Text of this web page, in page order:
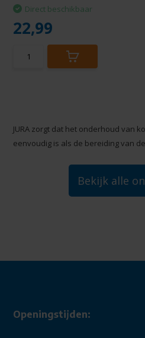
Direct beschikbaar
22,99
JURA zorgt dat het onderhoud van
eenvoudig is als de bereiding van
Bekijk alle
Openingstijden: